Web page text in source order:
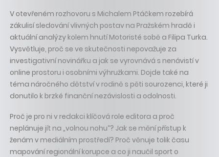
V otevřeném rozhovoru s Michalem Ptáčkem rozebírá
zákulisí sledování vlivných postav na Pražském hradě i
aktuální analýzy kolem hnutí Motoristé sobě a Filipa Turka.
Vysvětluje, proč se ve skutečnosti nepovažuje za
investigativní novinářku a jak se vyrovnává s nenávistí v
online prostoru i osobními výhružkami. Dojde také na
téma náročného dětství v rodině s pěti sourozenci, které ji
donutilo k brzké finanční nezávislosti a odolnosti.
Proč je pro ni v redakci klíčová role editora a proč
neplánuje jít na „volnou nohu“? Jak se mění přístup k
ženám v mediálním prostředí? Proč věnuje tolik času
mapování regionální korupce a co ji naučil sport o